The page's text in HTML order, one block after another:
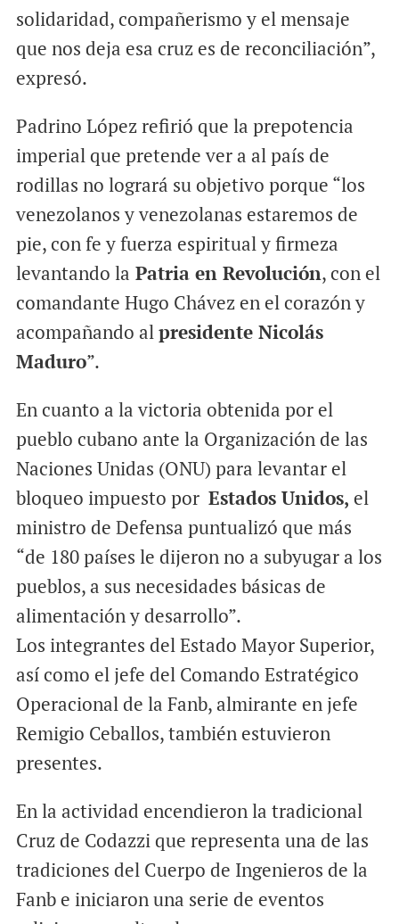
solidaridad, compañerismo y el mensaje
que nos deja esa cruz es de reconciliación”,
expresó.
Padrino López refirió que la prepotencia
imperial que pretende ver a al país de
rodillas no logrará su objetivo porque “los
venezolanos y venezolanas estaremos de
pie, con fe y fuerza espiritual y firmeza
levantando la Patria en Revolución, con el
comandante Hugo Chávez en el corazón y
acompañando alpresidente Nicolás
Maduro”.
En cuanto a la victoria obtenida por el
pueblo cubano ante la Organización de las
Naciones Unidas (ONU) para levantar el
bloqueo impuesto por Estados Unidos, el
ministro de Defensa puntualizó que más
“de 180 países le dijeron no a subyugar a los
pueblos, a sus necesidades básicas de
alimentación y desarrollo”.
Los integrantes del Estado Mayor Superior,
así como el jefe del Comando Estratégico
Operacional de la Fanb, almirante en jefe
Remigio Ceballos, también estuvieron
presentes.
En la actividad encendieron la tradicional
Cruz de Codazzi que representa una de las
tradiciones del Cuerpo de Ingenieros de la
Fanb e iniciaron una serie de eventos